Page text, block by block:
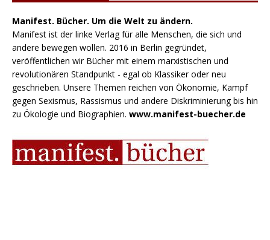
Manifest. Bücher. Um die Welt zu ändern.
Manifest ist der linke Verlag für alle Menschen, die sich und
andere bewegen wollen. 2016 in Berlin gegründet,
veröffentlichen wir Bücher mit einem marxistischen und
revolutionären Standpunkt - egal ob Klassiker oder neu
geschrieben. Unsere Themen reichen von Ökonomie, Kampf
gegen Sexismus, Rassismus und andere Diskriminierung bis hin
zu Ökologie und Biographien. www.manifest-buecher.de